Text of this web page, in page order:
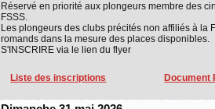
Réservé en priorité aux plongeurs membre des
FSSS.
Les plongeurs des clubs précités non affiliés à la
romands dans la mesure des places disponibles.
S'INSCRIRE via le lien du flyer
Liste des inscriptions Document